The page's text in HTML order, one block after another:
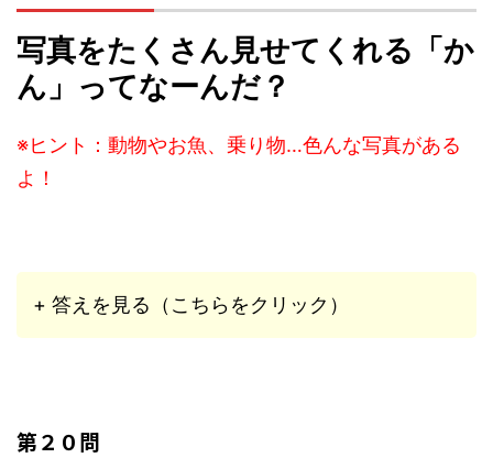
写真をたくさん見せてくれる「か
ん」ってなーんだ？
※ヒント：動物やお魚、乗り物…色んな写真がある
よ！
+ 答えを見る（こちらをクリック）
第２０問